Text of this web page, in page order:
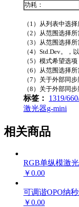
功耗：
（1）从列表中选择
（2）从范围选择所
（3）从范围选择
（4）Std.Dev。，
（5）模式希望选
（6）从范围选择所
（7）关于外部同步
（8）关于外部同步
标签： 1319/
激光器g-mini
相关商品
RGB单纵模激
￥0.00
可调谐OPO纳
￥0.00